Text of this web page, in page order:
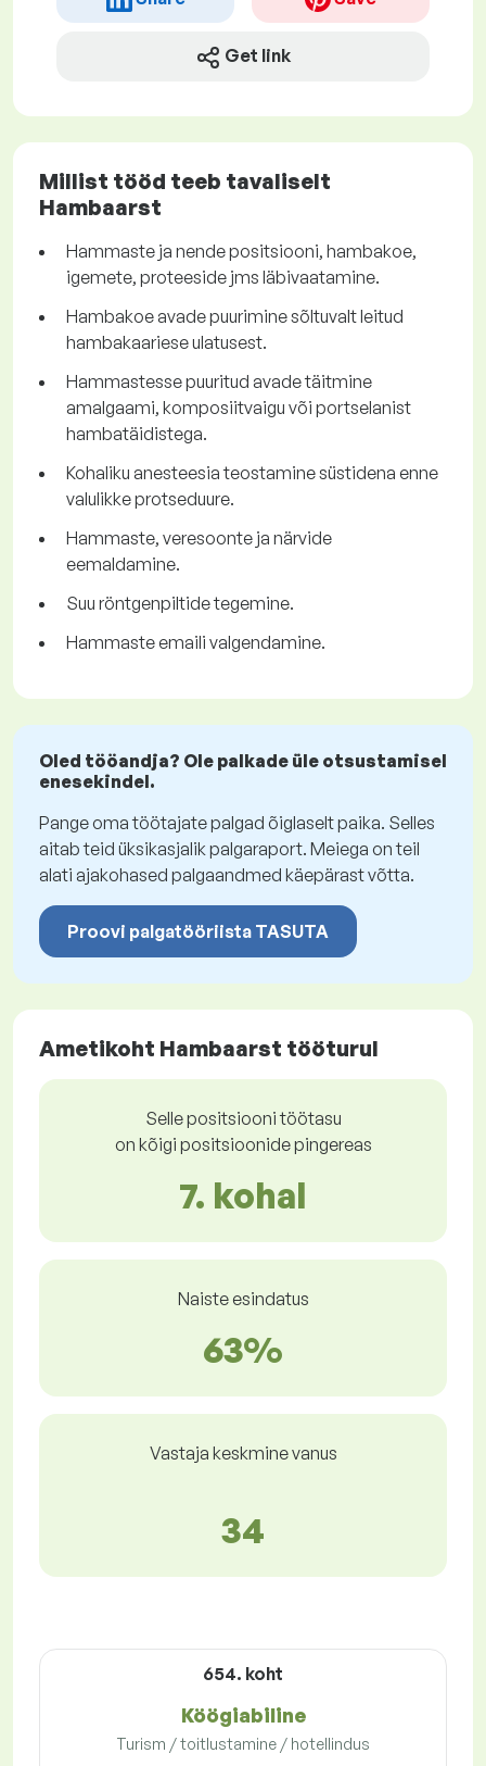
Get link
Millist tööd teeb tavaliselt
Hambaarst
Hammaste ja nende positsiooni, hambakoe,
igemete, proteeside jms läbivaatamine.
Hambakoe avade puurimine sõltuvalt leitud
hambakaariese ulatusest.
Hammastesse puuritud avade täitmine
amalgaami, komposiitvaigu või portselanist
hambatäidistega.
Kohaliku anesteesia teostamine süstidena enne
valulikke protseduure.
Hammaste, veresoonte ja närvide
eemaldamine.
Suu röntgenpiltide tegemine.
Hammaste emaili valgendamine.
Oled tööandja? Ole palkade üle otsustamisel
enesekindel.
Pange oma töötajate palgad õiglaselt paika. Selles
aitab teid üksikasjalik palgaraport. Meiega on teil
alati ajakohased palgaandmed käepärast võtta.
Proovi palgatööriista TASUTA
Ametikoht Hambaarst tööturul
Selle positsiooni töötasu
on kõigi positsioonide pingereas
7. kohal
Naiste esindatus
63%
Vastaja keskmine vanus
34
654. koht
Köögiabiline
Turism / toitlustamine / hotellindus